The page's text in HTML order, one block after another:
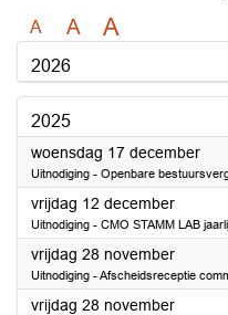
A A A
2026
2025
woensdag 17 december2025
Uitnodiging - Openbare
vrijdag 12 december2025
Uitnodiging - CMO STAMM LAB
vrijdag 28 november2025
Uitnodiging - Afscheidsreceptie
vrijdag 28 november2025